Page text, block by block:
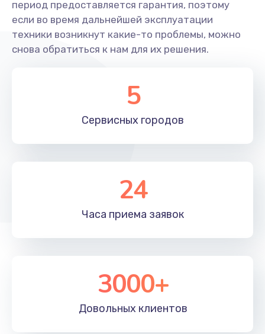
Замена микрофона
1050 руб.
Замена вебкамеры
Заказать
Замена USB порта
1060 руб.
Заказать
Замена южного моста
2600 руб.
период предоставляется гарантия, поэтому
если во время дальнейшей эксплуатации
техники возникнут какие-то проблемы, можно
снова обратиться к нам для их решения.
5
Сервисных городов
24
Часа приема заявок
3000+
Довольных клиентов